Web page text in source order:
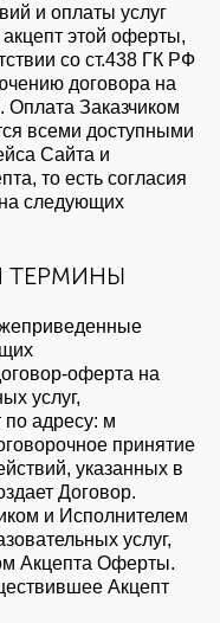
и оплаты услуг
этой оферты,
со ст.438 ГК РФ
договора на
Заказчиком
всеми доступными
Сайта и
то есть согласия
следующих
ТЕРМИНЫ
оферта на
услуг,
по адресу: м
принятие
указанных в
Договор.
и Исполнителем
услуг,
Акцепта Оферты.
Акцепт